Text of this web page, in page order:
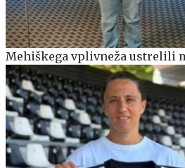
Mehiškega vplivneža ustrelili